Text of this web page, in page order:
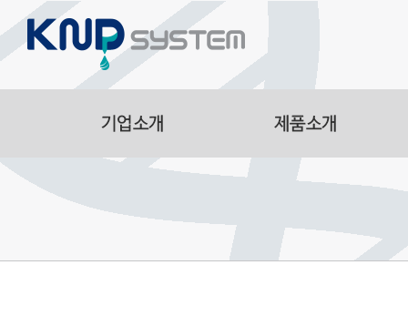
Manufacturing
Smart Logistics